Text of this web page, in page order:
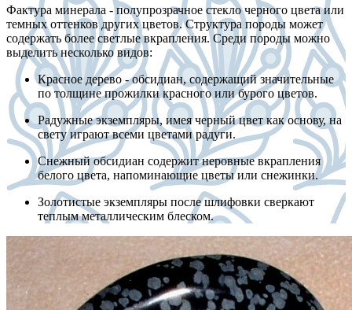
Фактура минерала - полупрозрачное стекло черного цвета или
темных оттенков других цветов. Структура породы может
содержать более светлые вкрапления. Среди породы можно
выделить несколько видов:
Красное дерево - обсидиан, содержащий значительные
по толщине прожилки красного или бурого цветов.
Радужные экземпляры, имея черный цвет как основу, на
свету играют всеми цветами радуги.
Снежный обсидиан содержит неровные вкрапления
белого цвета, напоминающие цветы или снежинки.
Золотистые экземпляры после шлифовки сверкают
теплым металлическим блеском.